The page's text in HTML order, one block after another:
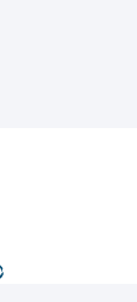
une
Avis
en